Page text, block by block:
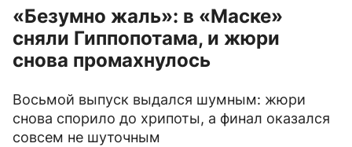
«Безумно жаль»: в «Маске»
сняли Гиппопотама, и жюри
снова промахнулось
Восьмой выпуск выдался шумным: жюри
снова спорило до хрипоты, а финал оказался
совсем не шуточным